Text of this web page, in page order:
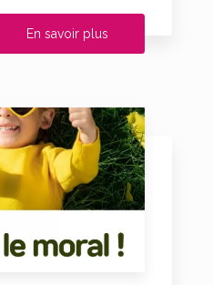
En savoir plus